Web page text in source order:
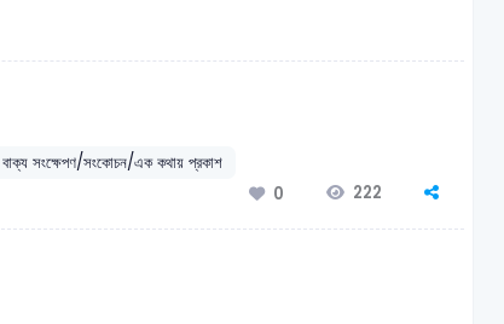
বাক্য সংক্ষেপণ/সংকোচন/এক কথায় প্রকাশ
0
222